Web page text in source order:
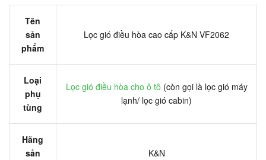
Tên
sản
phẩm
Lọc gió điều hòa cao cấp K&N VF2062
Loại
phụ
tùng
Lọc gió điều hòa cho ô tô (còn gọi là lọc gió máy
lạnh/ lọc gió cabin)
Hãng
sản
K&N